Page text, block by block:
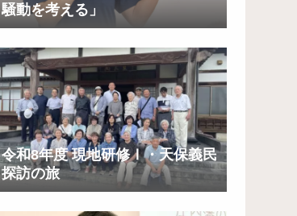
騒動を考える」
令和8年度 現地研修Ⅰ・天保義民
探訪の旅